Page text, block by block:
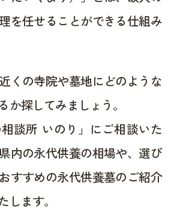
を任せることができる仕組み
くの寺院や墓地にどのような
か探してみましょう。
相談所 いのり」にご相談いた
内の永代供養の相場や、選び
すすめの永代供養墓のご紹介
します。